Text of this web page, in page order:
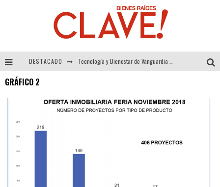
DESTACADO
Alexandra Bedoya – La Constancia detrás de La Paletería
GRÁFICO 2